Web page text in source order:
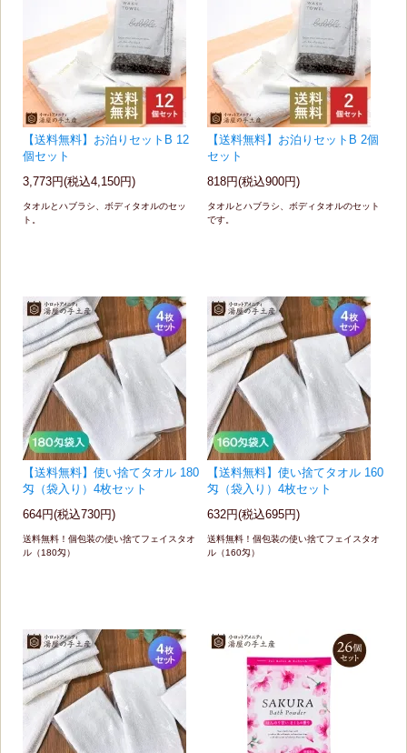
【送料無料】お泊りセットB 12
個セット
3,773円(税込4,150円)
タオルとハブラシ、ボディタオルのセッ
ト。
【送料無料】お泊りセットB 2個
セット
818円(税込900円)
タオルとハブラシ、ボディタオルのセット
です。
【送料無料】使い捨てタオル 180
匁（袋入り）4枚セット
664円(税込730円)
送料無料！個包装の使い捨てフェイスタオ
ル（180匁）
【送料無料】使い捨てタオル 160
匁（袋入り）4枚セット
632円(税込695円)
送料無料！個包装の使い捨てフェイスタオ
ル（160匁）